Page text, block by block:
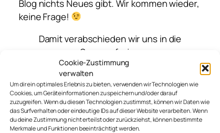
Cookie-Zustimmung
verwalten
Um dir ein optimales Erlebnis zu bieten, verwenden wir Technologien wie
Cookies, um Geräteinformationen zu speichern und/oder darauf
zuzugreifen. Wenn du diesen Technologien zustimmst, können wir Daten wie
das Surfverhalten oder eindeutige IDs auf dieser Website verarbeiten. Wenn
du deine Zustimmung nicht erteilst oder zurückziehst, können bestimmte
Merkmale und Funktionen beeinträchtigt werden.
Blog nichts Neues gibt. Wir kommen wieder,
keine Frage!
Damit verabschieden wir uns in die
Sommerferien
und wünschen allen Lesern eine schöne